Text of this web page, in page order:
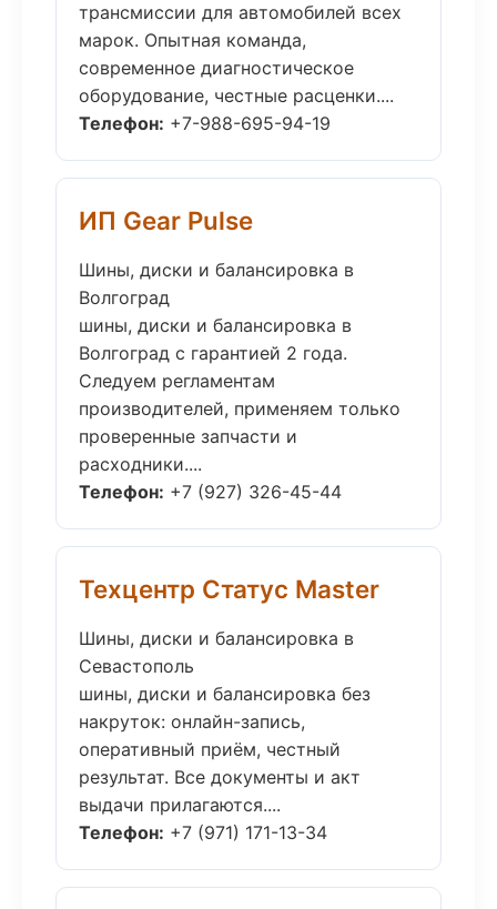
трансмиссии для автомобилей всех
марок. Опытная команда,
современное диагностическое
оборудование, честные расценки....
Телефон: +7-988-695-94-19
ИП Gear Pulse
Шины, диски и балансировка в
Волгоград
шины, диски и балансировка в
Волгоград с гарантией 2 года.
Следуем регламентам
производителей, применяем только
проверенные запчасти и
расходники....
Телефон: +7 (927) 326-45-44
Техцентр Статус Master
Шины, диски и балансировка в
Севастополь
шины, диски и балансировка без
накруток: онлайн-запись,
оперативный приём, честный
результат. Все документы и акт
выдачи прилагаются....
Телефон: +7 (971) 171-13-34